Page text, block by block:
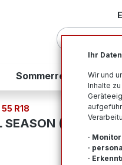
Sommerreifen
R18
SEASON (+) 255/
Ihr
Wir und
Inhalte
·
·
·